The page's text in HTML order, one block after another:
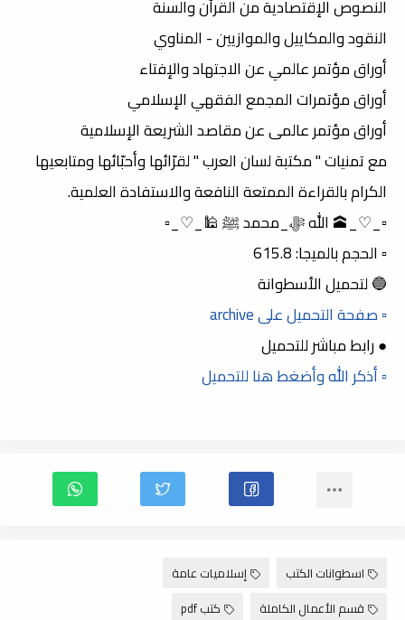
النصوص الإقتصادية من القرآن والسنة
النقود والمكاييل والموازيين - المناوي
أوراق مؤتمر عالمي عن الاجتهاد والإفتاء
أوراق مؤتمرات المجمع الفقهي الإسلامي
أوراق مؤتمر عالمى عن مقاصد الشريعة الإسلامية
مع تمنيات " مكتبة لسان العرب " لقرّائها وأحبّائها ومتابعيها
الكرام بالقراءة الممتعة النافعة والاستفادة العلمية.
▫️_♡_🕋 الله ﷻ_محمد ﷺ 🕌_♡_▫️
▫️ الحجم بالميجا: 615.8
🔵 لتحميل الأسطوانة
▫️ صفحة التحميل على archive
● رابط مباشر للتحميل
▫️ أذكر الله وأضغط هنا للتحميل
اسطوانات الكتب
إسلاميات عامة
قسم الأعمال الكاملة
كتب pdf